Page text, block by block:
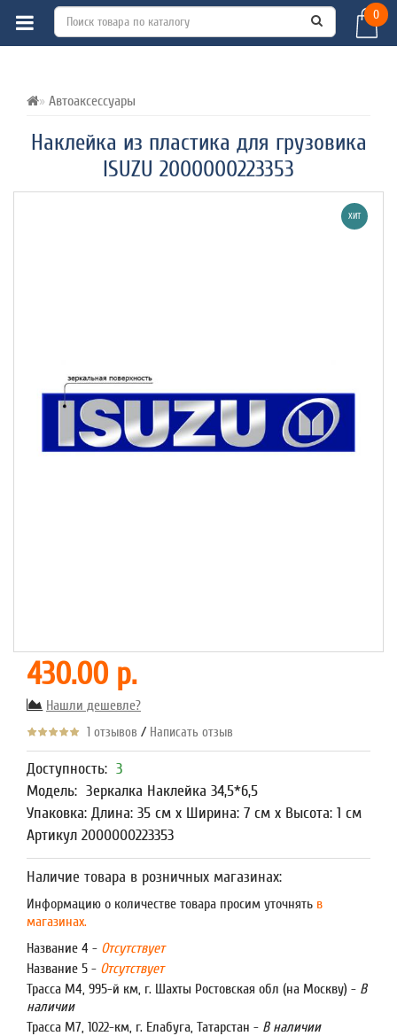
0
Автоаксессуары
Наклейка из пластика для грузовика
ISUZU 2000000223353
ВСЕ О ТОВАРЕ ХАРАКТЕРИСТИКИ
ХИТ
430.00 р.
Нашли дешевле?
1 отзывов / Написать отзыв
Доступность: 3
Модель: Зеркалка Наклейка 34,5*6,5
Упаковка: Длина: 35 см x Ширина: 7 см x Высота: 1 см
Артикул 2000000223353
Наличие товара в розничных магазинах:
Информацию о количестве товара просим уточнять в
магазинах.
Название 4 - Отсутствует
Название 5 - Отсутствует
Трасса М4, 995-й км, г. Шахты Ростовская обл (на Москву) - В
наличии
Трасса М7, 1022-км, г. Елабуга, Татарстан - В наличии